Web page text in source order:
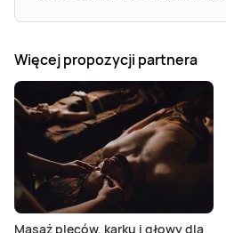
Więcej propozycji partnera
Masaż pleców, karku i głowy dla